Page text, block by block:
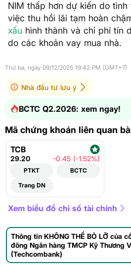
NIM thấp hơn dự kiến do
việc thu hồi lãi tạm hoàn
xấu hình thành và chi phí tín
do các khoản vay mua nhà.
Thứ ba, ngày 09/12/2025 19:42 PM (GMT+7)
Nhà đầu tư lưu ý
BCTC Q2.2026: xem ngay!
Mã chứng khoán liên quan
TCB
29.20 -0.45 (-1.52%)
PTKT
BCTC
Trang DN
Xem biểu đồ chỉ số tài chính
Thông tin KHÔNG THỂ BỎ LỠ của
đông Ngân hàng TMCP Kỹ Thương
(Techcombank)